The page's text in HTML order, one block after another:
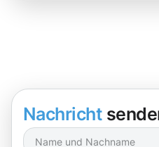
Nachricht